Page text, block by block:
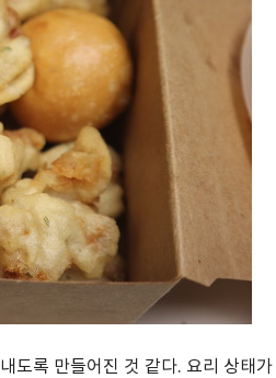
도록 만들어진 것 같다. 요리 상태가